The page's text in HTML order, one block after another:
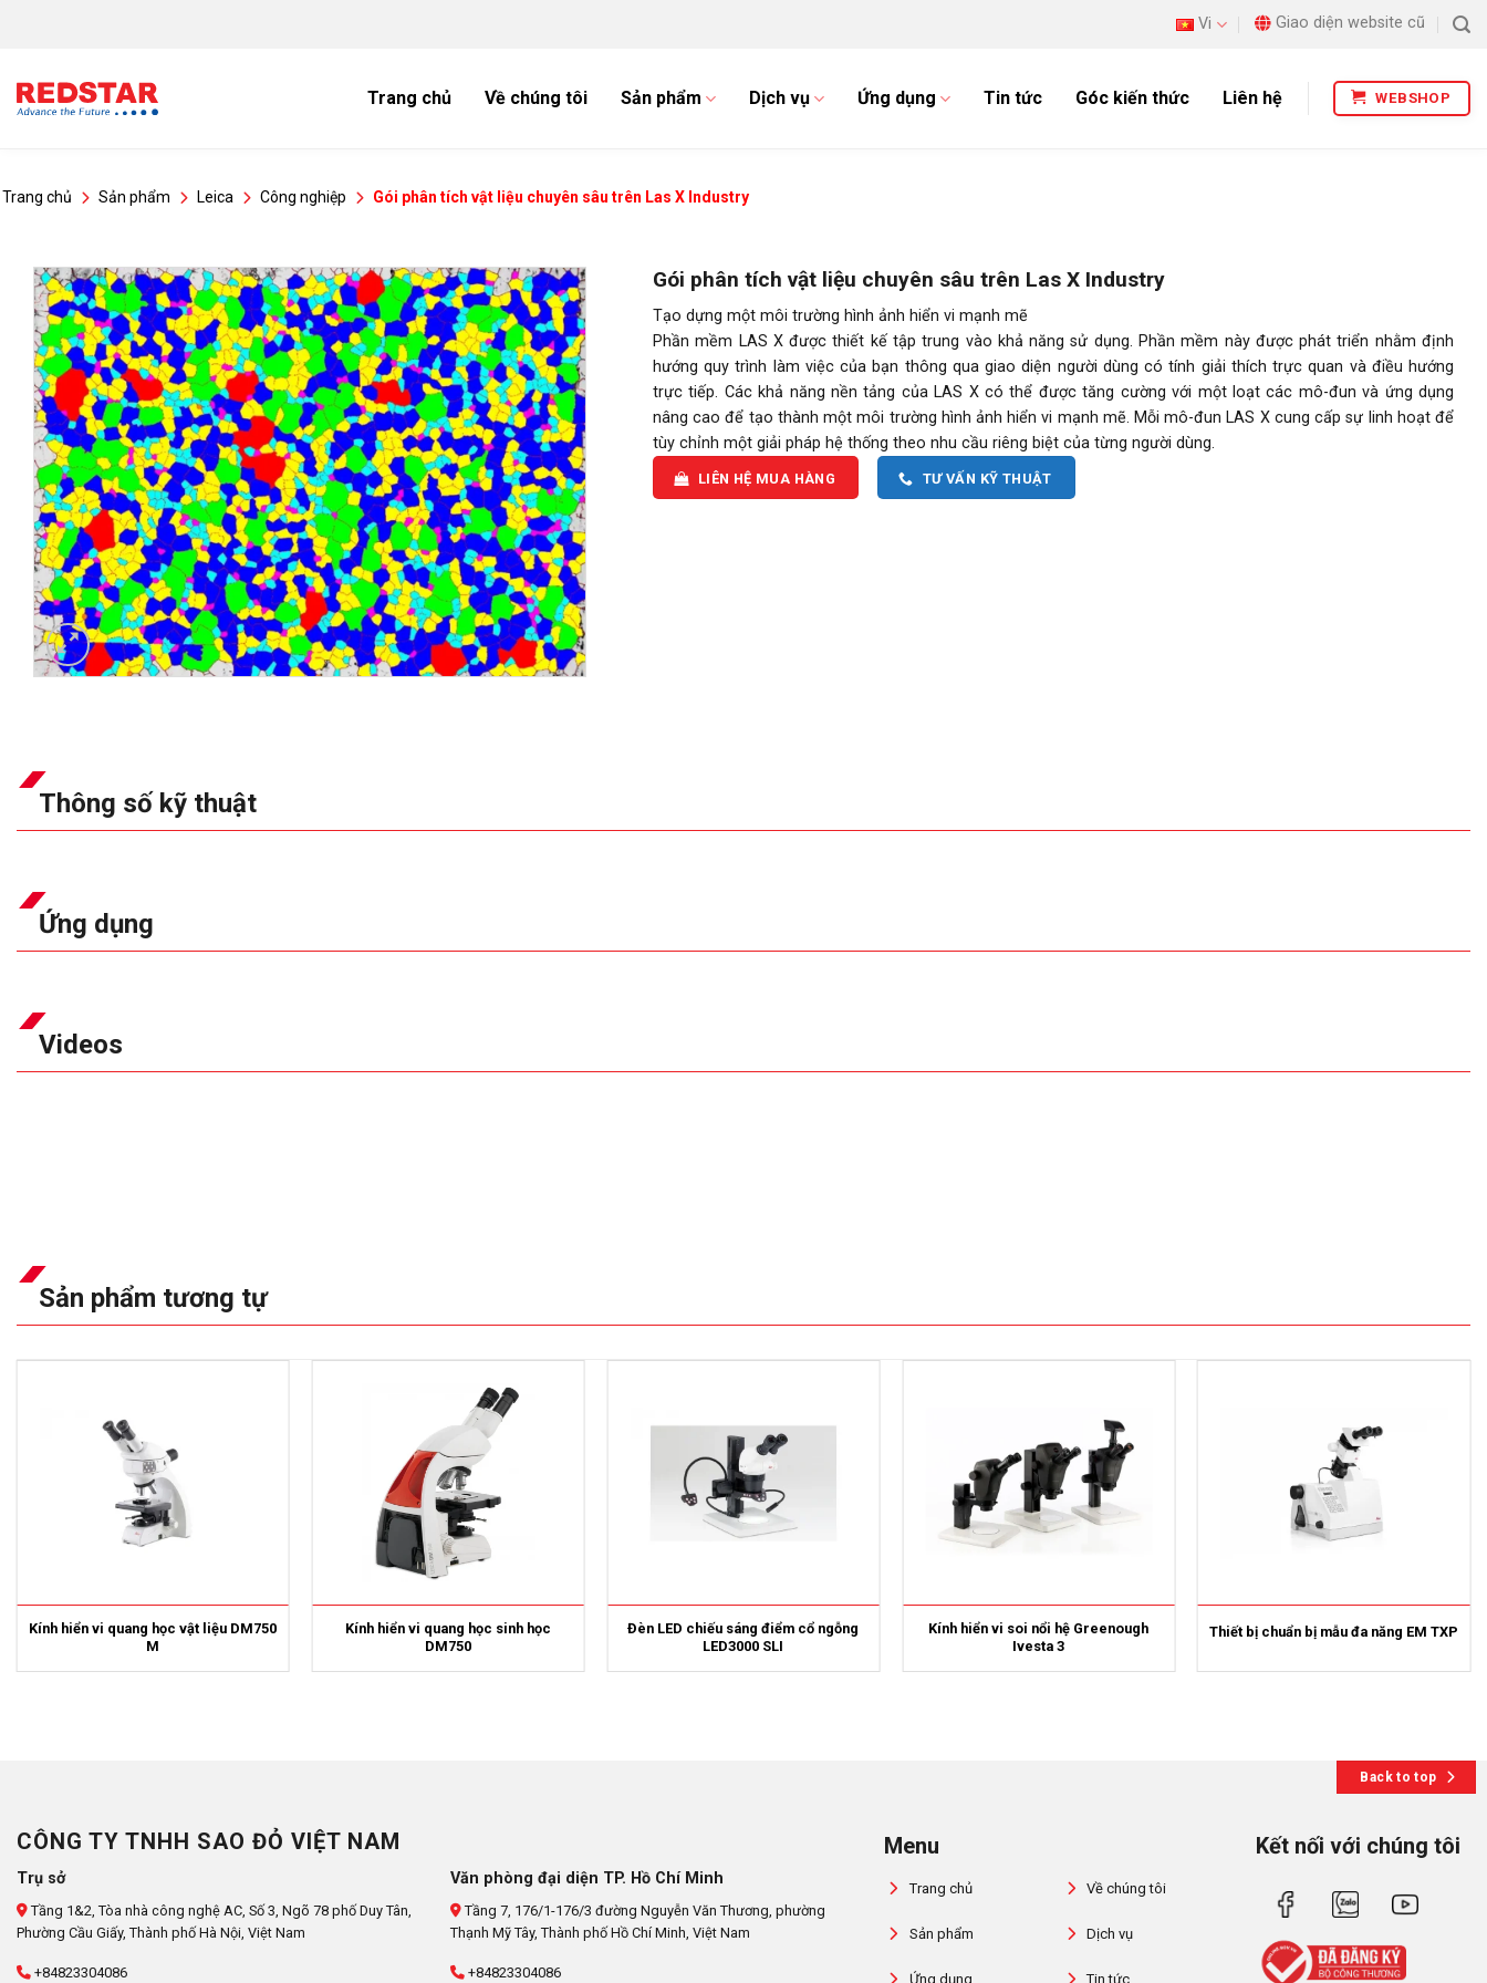
dung
Vi Giao diện website cũ
Trang chủ Về chúng tôi Sản phẩm Dịch vụ Ứng dụng Tin tức Góc kiến thức Liên hệ WEBSHOP
Trang chủ Sản phẩm Leica Công nghiệp Gói phân tích vật liệu chuyên sâu trên Las X Industry
Gói phân tích vật liệu chuyên sâu trên Las X Industry
Tạo dựng một môi trường hình ảnh hiển vi mạnh mẽ
Phần mềm LAS X được thiết kế tập trung vào khả năng sử dụng. Phần mềm này được phát triển nhằm định
hướng quy trình làm việc của bạn thông qua giao diện người dùng có tính giải thích trực quan và điều hướng
trực tiếp. Các khả năng nền tảng của LAS X có thể được tăng cường với một loạt các mô-đun và ứng dụng
nâng cao để tạo thành một môi trường hình ảnh hiển vi mạnh mẽ. Mỗi mô-đun LAS X cung cấp sự linh hoạt để
tùy chỉnh một giải pháp hệ thống theo nhu cầu riêng biệt của từng người dùng.
LIÊN HỆ MUA HÀNG TƯ VẤN KỸ THUẬT
Thông số kỹ thuật
Ứng dụng
Videos
Sản phẩm tương tự
Kính hiển vi quang học vật liệu DM750
M
Kính hiển vi quang học sinh học
DM750
Đèn LED chiếu sáng điểm cổ ngỗng
LED3000 SLI
Kính hiển vi soi nổi hệ Greenough
Ivesta 3
Thiết bị chuẩn bị mẫu đa năng EM TXP
Back to top
CÔNG TY TNHH SAO ĐỎ VIỆT NAM
Trụ sở
Tầng 1&2, Tòa nhà công nghệ AC, Số 3, Ngõ 78 phố Duy Tân,
Phường Cầu Giấy, Thành phố Hà Nội, Việt Nam
+84823304086
Văn phòng đại diện TP. Hồ Chí Minh
Tầng 7, 176/1-176/3 đường Nguyễn Văn Thương, phường
Thạnh Mỹ Tây, Thành phố Hồ Chí Minh, Việt Nam
+84823304086
Menu
Trang chủ Về chúng tôi
Sản phẩm Dịch vụ
Ứng dụng Tin tức
Kết nối với chúng tôi